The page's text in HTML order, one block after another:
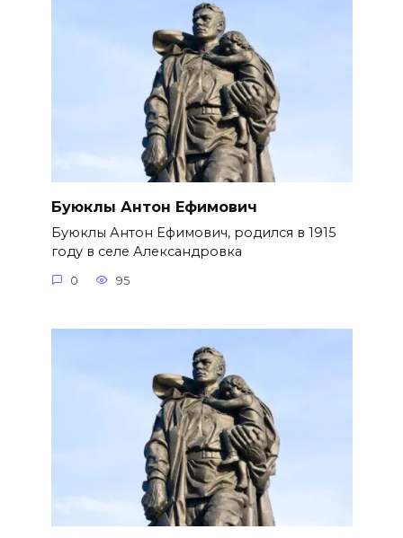
Буюклы Антон Ефимович
Буюклы Антон Ефимович, родился в 1915
году в селе Александровка
0 95